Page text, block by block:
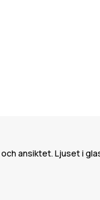
ansiktet. Ljuset i